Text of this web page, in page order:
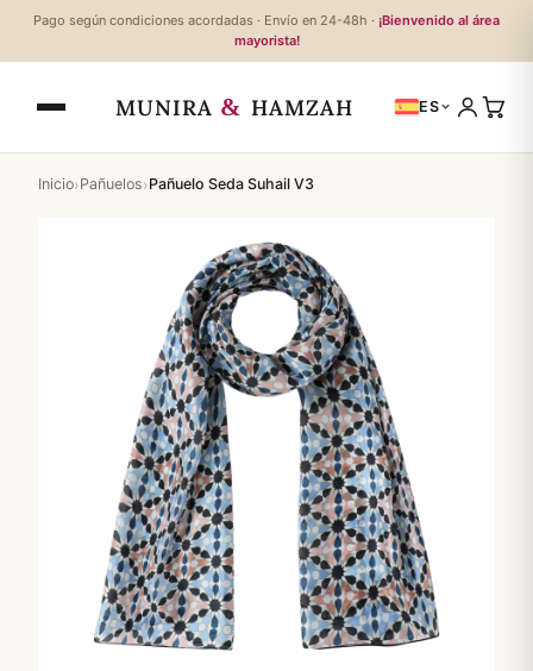
Pago según condiciones acordadas · Envío en 24-48h · ¡Bienvenido al área
mayorista!
MUNIRA & HAMZAH ES
Inicio›Pañuelos›Pañuelo Seda Suhail V3